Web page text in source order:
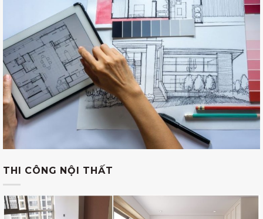
THI CÔNG NỘI THẤT